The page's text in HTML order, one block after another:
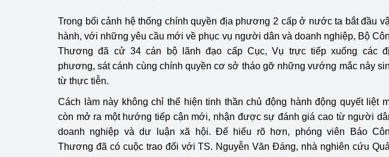
Điểm báo
Lịch sử phát triển
Bản tin Thị trường Nông Lâm Thủy sản
Phát triển bền vững
Tổ chức kiểm định
Tổ chức kiểm định kỹ thuật
động thuộc thẩm quyền
Trong bối cảnh hệ thống chính quyền địa phương 2 cấp ở nước ta bắt đầu
hành, với những yêu cầu mới về phục vụ người dân và doanh nghiệp, Bộ
Thương đã cử 34 cán bộ lãnh đạo cấp Cục, Vụ trực tiếp xuống các
phương, sát cánh cùng chính quyền cơ sở tháo gỡ những vướng mắc nảy
từ thực tiễn.
Cách làm này không chỉ thể hiện tinh thần chủ động hành động quyết liệt
còn mở ra một hướng tiếp cận mới, nhận được sự đánh giá cao từ người
doanh nghiệp và dư luận xã hội. Để hiểu rõ hơn, phóng viên Báo
Thương đã có cuộc trao đổi với TS. Nguyễn Văn Đáng, nhà nghiên cứu